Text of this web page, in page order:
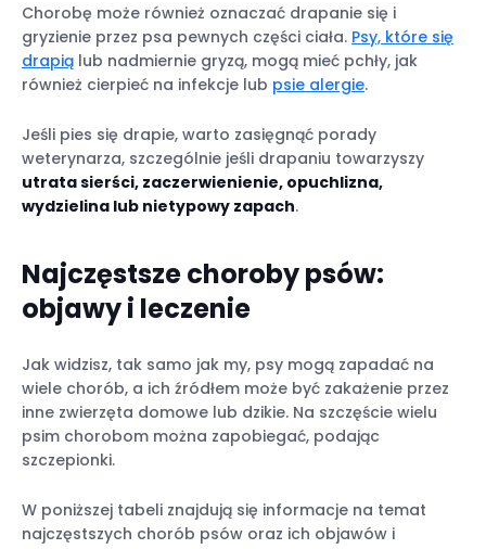
Chorobę może również oznaczać drapanie się i
gryzienie przez psa pewnych części ciała. Psy, które się
drapią lub nadmiernie gryzą, mogą mieć pchły, jak
również cierpieć na infekcje lub psie alergie.
Jeśli pies się drapie, warto zasięgnąć porady
weterynarza, szczególnie jeśli drapaniu towarzyszy
utrata sierści, zaczerwienienie, opuchlizna,
wydzielina lub nietypowy zapach.
Najczęstsze choroby psów:
objawy i leczenie
Jak widzisz, tak samo jak my, psy mogą zapadać na
wiele chorób, a ich źródłem może być zakażenie przez
inne zwierzęta domowe lub dzikie. Na szczęście wielu
psim chorobom można zapobiegać, podając
szczepionki.
W poniższej tabeli znajdują się informacje na temat
najczęstszych chorób psów oraz ich objawów i